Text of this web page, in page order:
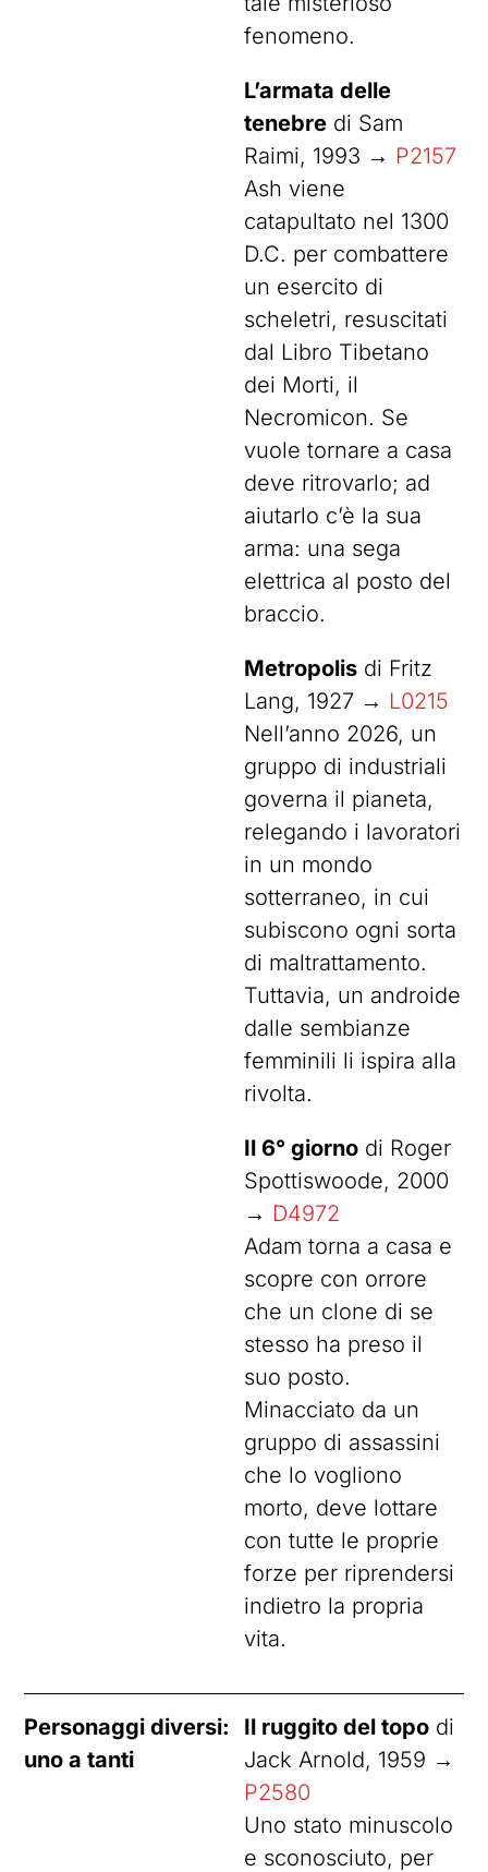
fenomeno.
L’armata delle
tenebre di Sam
Raimi, 1993 → P2157
Ash viene
catapultato nel 1300
D.C. per combattere
un esercito di
scheletri, resuscitati
dal Libro Tibetano
dei Morti, il
Necromicon. Se
vuole tornare a casa
deve ritrovarlo; ad
aiutarlo c’è la sua
arma: una sega
elettrica al posto del
braccio.
Metropolis di Fritz
Lang, 1927 → L0215
Nell’anno 2026, un
gruppo di industriali
governa il pianeta,
relegando i lavoratori
in un mondo
sotterraneo, in cui
subiscono ogni sorta
di maltrattamento.
Tuttavia, un androide
dalle sembianze
femminili li ispira alla
rivolta.
Il 6° giorno di Roger
Spottiswoode, 2000
→ D4972
Adam torna a casa e
scopre con orrore
che un clone di se
stesso ha preso il
suo posto.
Minacciato da un
gruppo di assassini
che lo vogliono
morto, deve lottare
con tutte le proprie
forze per riprendersi
indietro la propria
vita.
Personaggi diversi:
uno a tanti
Il ruggito del topo di
Jack Arnold, 1959 →
P2580
Uno stato minuscolo
e sconosciuto, per